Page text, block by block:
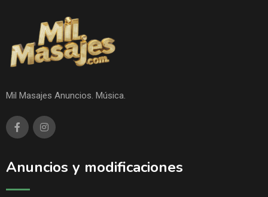
Mil Masajes Anuncios. Música.
Anuncios y modificaciones